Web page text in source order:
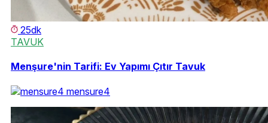
25dk
TAVUK
Menşure'nin Tarifi: Ev Yapımı Çıtır Tavuk
mensure4